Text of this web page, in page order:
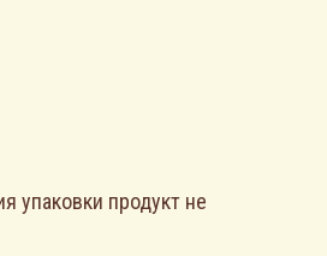
упаковки продукт не